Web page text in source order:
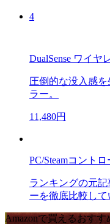
4
DualSense ワイヤ
圧倒的な没入感
ラー。
11,480円
PC/Steamコント
ランキングの元
ーを徹底比較して
Amazonで買えるおす